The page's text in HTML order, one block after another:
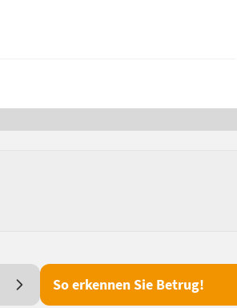
So erkennen Sie Betrug!